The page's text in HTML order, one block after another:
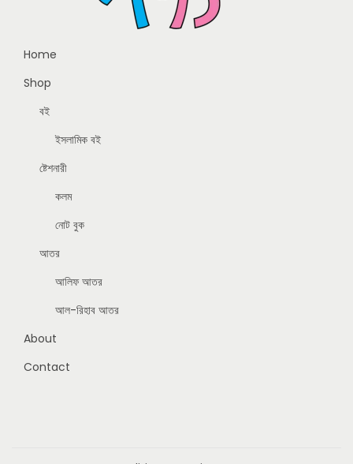
Home
Shop
বই
ইসলামিক বই
ষ্টেশনারী
কলম
নোট বুক
আতর
আলিফ আতর
আল-রিহাব আতর
About
Contact